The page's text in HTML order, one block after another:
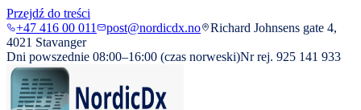
Przejdź do treści
+47 416 00 011
post@nordicdx.no
Richard Johnsens gate 4,
4021 Stavanger
Dni powszednie 08:00–16:00 (czas norweski)Nr rej. 925 141 933